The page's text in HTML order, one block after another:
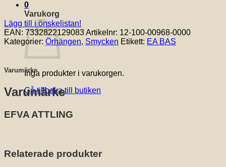
0
Varukorg
Inga produkter i varukorgen.
Gå tillbaka till butiken
Lägg till i önskelistan!
EAN: 7332822129083Artikelnr: 12-100-00968-0000
Kategorier: Örhängen, Smycken Etikett: EA BAS
Varumärke
Varumärke
EFVA ATTLING
Relaterade produkter